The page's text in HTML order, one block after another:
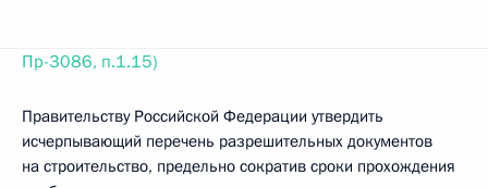
Пр-3086, п.1.15)
Правительству Российской Федерации утвердить
исчерпывающий перечень разрешительных документов
на строительство, предельно сократив сроки прохождения